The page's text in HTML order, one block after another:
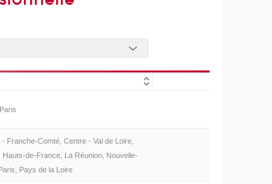
- Franche-Comté, Centre - Val de Loire,
Hauts-de-France, La Réunion, Nouvelle-
Pays de la Loire